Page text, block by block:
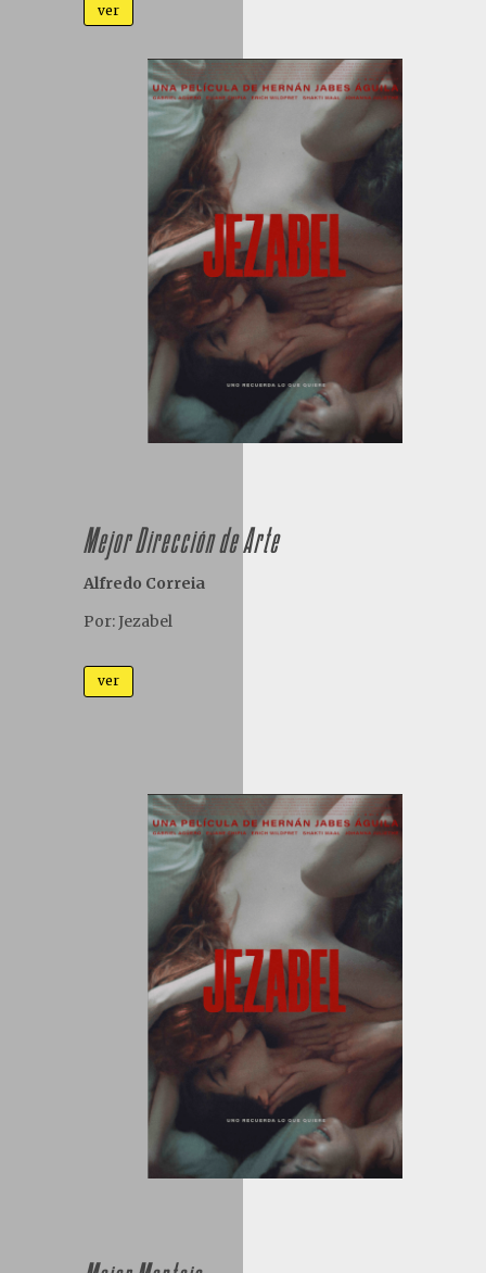
ver
Mejor Dirección de Arte
Alfredo Correia
Por: Jezabel
ver